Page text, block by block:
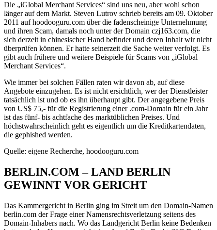
Die „iGlobal Merchant Services“ sind uns neu, aber wohl schon
länger auf dem Markt. Steven Lutrov schrieb bereits am 09. Oktober
2011 auf hoodooguru.com über die fadenscheinige Unternehmung
und ihren Scam, damals noch unter der Domain czj163.com, die
sich derzeit in chinesischer Hand befindet und deren Inhalt wir nicht
überprüfen können. Er hatte seinerzeit die Sache weiter verfolgt. Es
gibt auch frühere und weitere Beispiele für Scams von „iGlobal
Merchant Services“.
Wie immer bei solchen Fällen raten wir davon ab, auf diese
Angebote einzugehen. Es ist nicht ersichtlich, wer der Dienstleister
tatsächlich ist und ob es ihn überhaupt gibt. Der angegebene Preis
von US$ 75,- für die Registrierung einer .com-Domain für ein Jahr
ist das fünf- bis achtfache des marktüblichen Preises. Und
höchstwahrscheinlich geht es eigentlich um die Kreditkartendaten,
die gephished werden.
Quelle: eigene Recherche, hoodooguru.com
BERLIN.COM – LAND BERLIN
GEWINNT VOR GERICHT
Das Kammergericht in Berlin ging im Streit um den Domain-Namen
berlin.com der Frage einer Namensrechtsverletzung seitens des
Domain-Inhabers nach. Wo das Landgericht Berlin keine Bedenken